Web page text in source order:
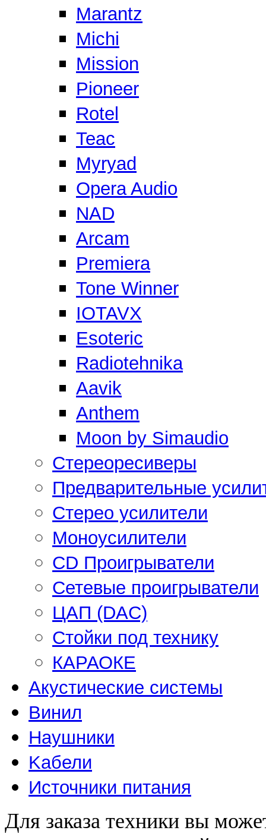
Marantz
Michi
Mission
Pioneer
Rotel
Teac
Myryad
Opera Audio
NAD
Arcam
Premiera
Tone Winner
IOTAVX
Esoteric
Radiotehnika
Aavik
Anthem
Moon by Simaudio
Стереоресиверы
Предварительные
Стерео усилители
Моноусилители
CD Проигрыватели
Сетевые проигрыватели
ЦАП (DAC)
Стойки под технику
КАРАОКЕ
Акустические системы
Винил
Наушники
Kабели
Источники питания
Для заказа техники вы